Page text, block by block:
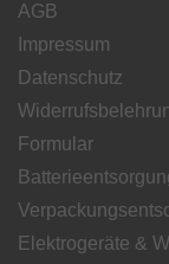
AGB
Impressum
Datenschutz
Formular
Elektrogeräte &